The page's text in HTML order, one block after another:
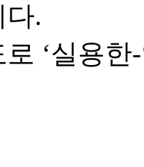
다.
‘실용